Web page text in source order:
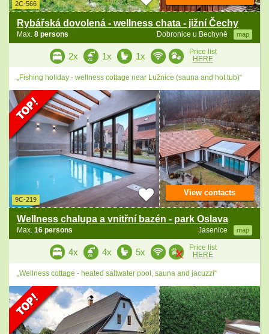
2C-566
Rybářská dovolená - wellness chata - jižní Čechy
Dobronice u Bechyně map
Max. 8 persons
2x 1x 1x
Price list
HERE
„Fishing holiday - wellness cottage near Lužnice (sauna and hot tub)“
9C-219
Wellness chalupa a vnitřní bazén - park Oslava
Jasenice map
Max. 16 persons
View contacts
4x 4x 5x
Price list
HERE
„Wellness cottage - heated saltwater pool, sauna and jacuzzi“